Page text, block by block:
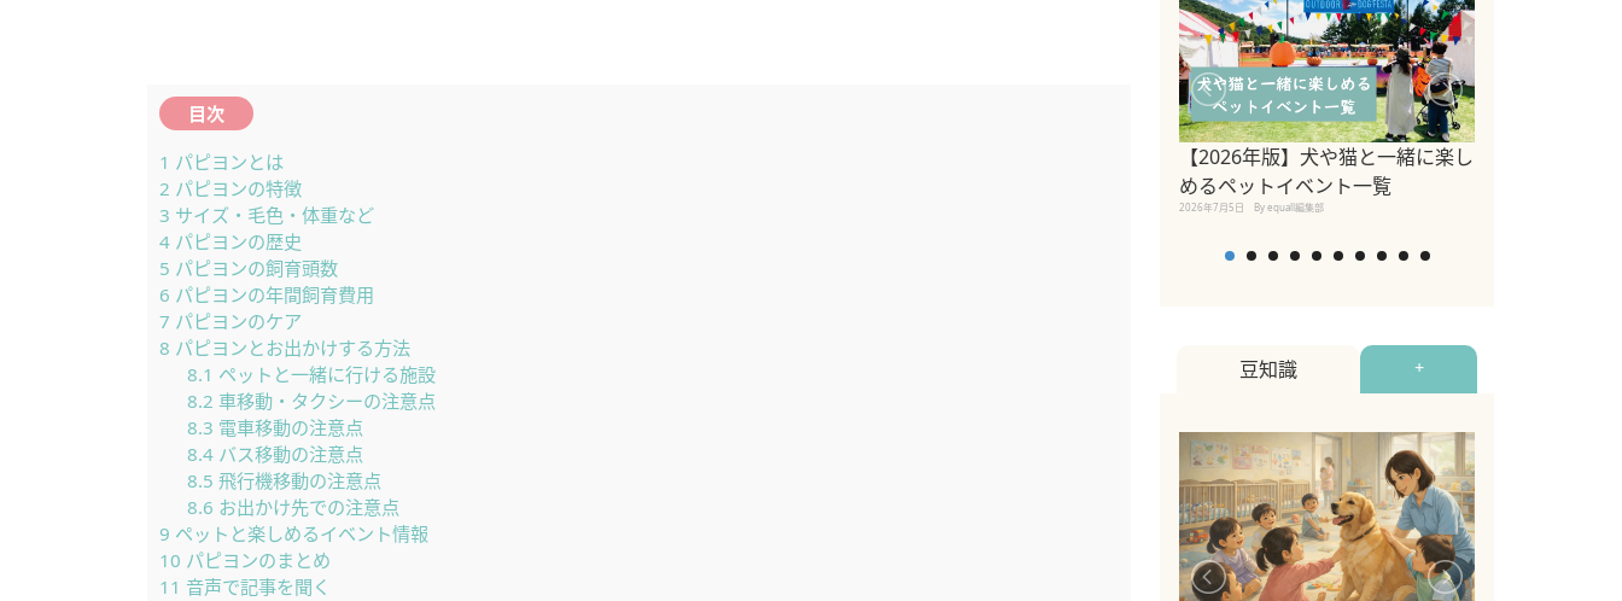
目次
1 パピヨンとは
2 パピヨンの特徴
3 サイズ・毛色・体重など
4 パピヨンの歴史
5 パピヨンの飼育頭数
6 パピヨンの年間飼育費用
7 パピヨンのケア
8 パピヨンとお出かけする方法
8.1 ペットと一緒に行ける施設
8.2 車移動・タクシーの注意点
8.3 電車移動の注意点
8.4バス移動の注意点
8.5 飛行機移動の注意点
8.6 お出かけ先での注意点
9 ペットと楽しめるイベント情報
10 パピヨンのまとめ
11 音声で記事を聞く
【2026年版】犬や猫と一緒に楽し
めるペットイベント一覧
2026年7月5日 By equall編集部
豆知識 +